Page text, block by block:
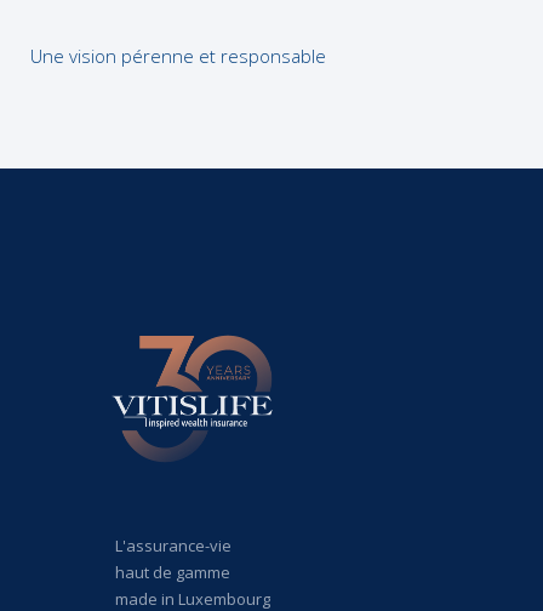
Une vision pérenne et responsable
L'assurance-vie
haut de gamme
made in Luxembourg